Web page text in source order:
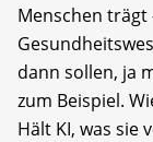
Menschen trägt
dann sollen, ja
zum Beispiel.
Hält KI, was sie